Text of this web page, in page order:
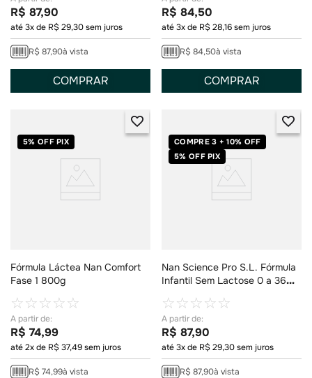
R$ 87,90
até3x de R$29,30sem juros
R$ 87,90à vista
COMPRAR
R$ 84,50
até3x de R$28,16sem juros
R$ 84,50à vista
COMPRAR
Fórmula Láctea Nan Comfort
Fase 1 800g
☆☆☆☆☆
R$ 74,99
até2x de R$37,49sem juros
R$ 74,99à vista
5% OFF PIX
Nan Science Pro S.L. Fórmula
Infantil Sem Lactose 0 a 36
☆☆☆☆☆
R$ 87,90
até3x de R$29,30sem juros
R$ 87,90à vista
COMPRE 3 + 10% OFF
5% OFF PIX